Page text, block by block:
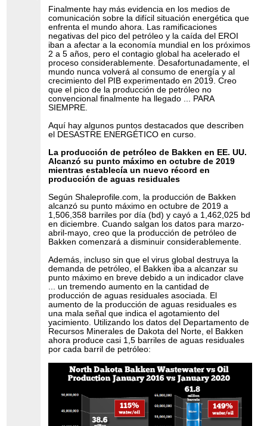
Finalmente hay más evidencia en los medios de
comunicación sobre la difícil situación energética que
enfrenta el mundo ahora. Las ramificaciones
negativas del pico del petróleo y la caída del EROI
iban a afectar a la economía mundial en los próximos
2 a 5 años, pero el contagio global ha acelerado el
proceso considerablemente. Desafortunadamente, el
mundo nunca volverá al consumo de energía y al
crecimiento del PIB experimentado en 2019. Creo
que el pico de la producción de petróleo no
convencional finalmente ha llegado ... PARA
SIEMPRE.
Aquí hay algunos puntos destacados que describen
el DESASTRE ENERGÉTICO en curso.
La producción de petróleo de Bakken en EE. UU.
Alcanzó su punto máximo en octubre de 2019
mientras establecía un nuevo récord en
producción de aguas residuales
Según Shaleprofile.com, la producción de Bakken
alcanzó su punto máximo en octubre de 2019 a
1,506,358 barriles por día (bd) y cayó a 1,462,025 bd
en diciembre. Cuando salgan los datos para marzo-
abril-mayo, creo que la producción de petróleo de
Bakken comenzará a disminuir considerablemente.
Además, incluso sin que el virus global destruya la
demanda de petróleo, el Bakken iba a alcanzar su
punto máximo en breve debido a un indicador clave
... un tremendo aumento en la cantidad de
producción de aguas residuales asociada. El
aumento de la producción de aguas residuales es
una mala señal que indica el agotamiento del
yacimiento. Utilizando los datos del Departamento de
Recursos Minerales de Dakota del Norte, el Bakken
ahora produce casi 1,5 barriles de aguas residuales
por cada barril de petróleo: